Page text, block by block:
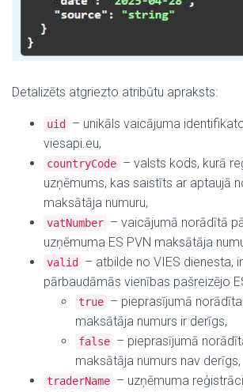
Detalizēts atgriezto atribūtu apraksts:
uid
– unikāls vaicājuma
viesapi.eu,
countryCode – valsts kods, kurā
uzņēmums, kas saistīts ar aptaujā
maksātāja numuru,
vatNumber – vaicājumā norādītā
uzņēmuma ES PVN maksātāja
valid
– atbilde no VIES dienesta,
pārbaudāmās vienības pašreizējo
true – pieprasījumā
maksātāja numurs ir derīgs,
false – pieprasījumā
maksātāja numurs nav derīgs,
traderName – uzņēmuma